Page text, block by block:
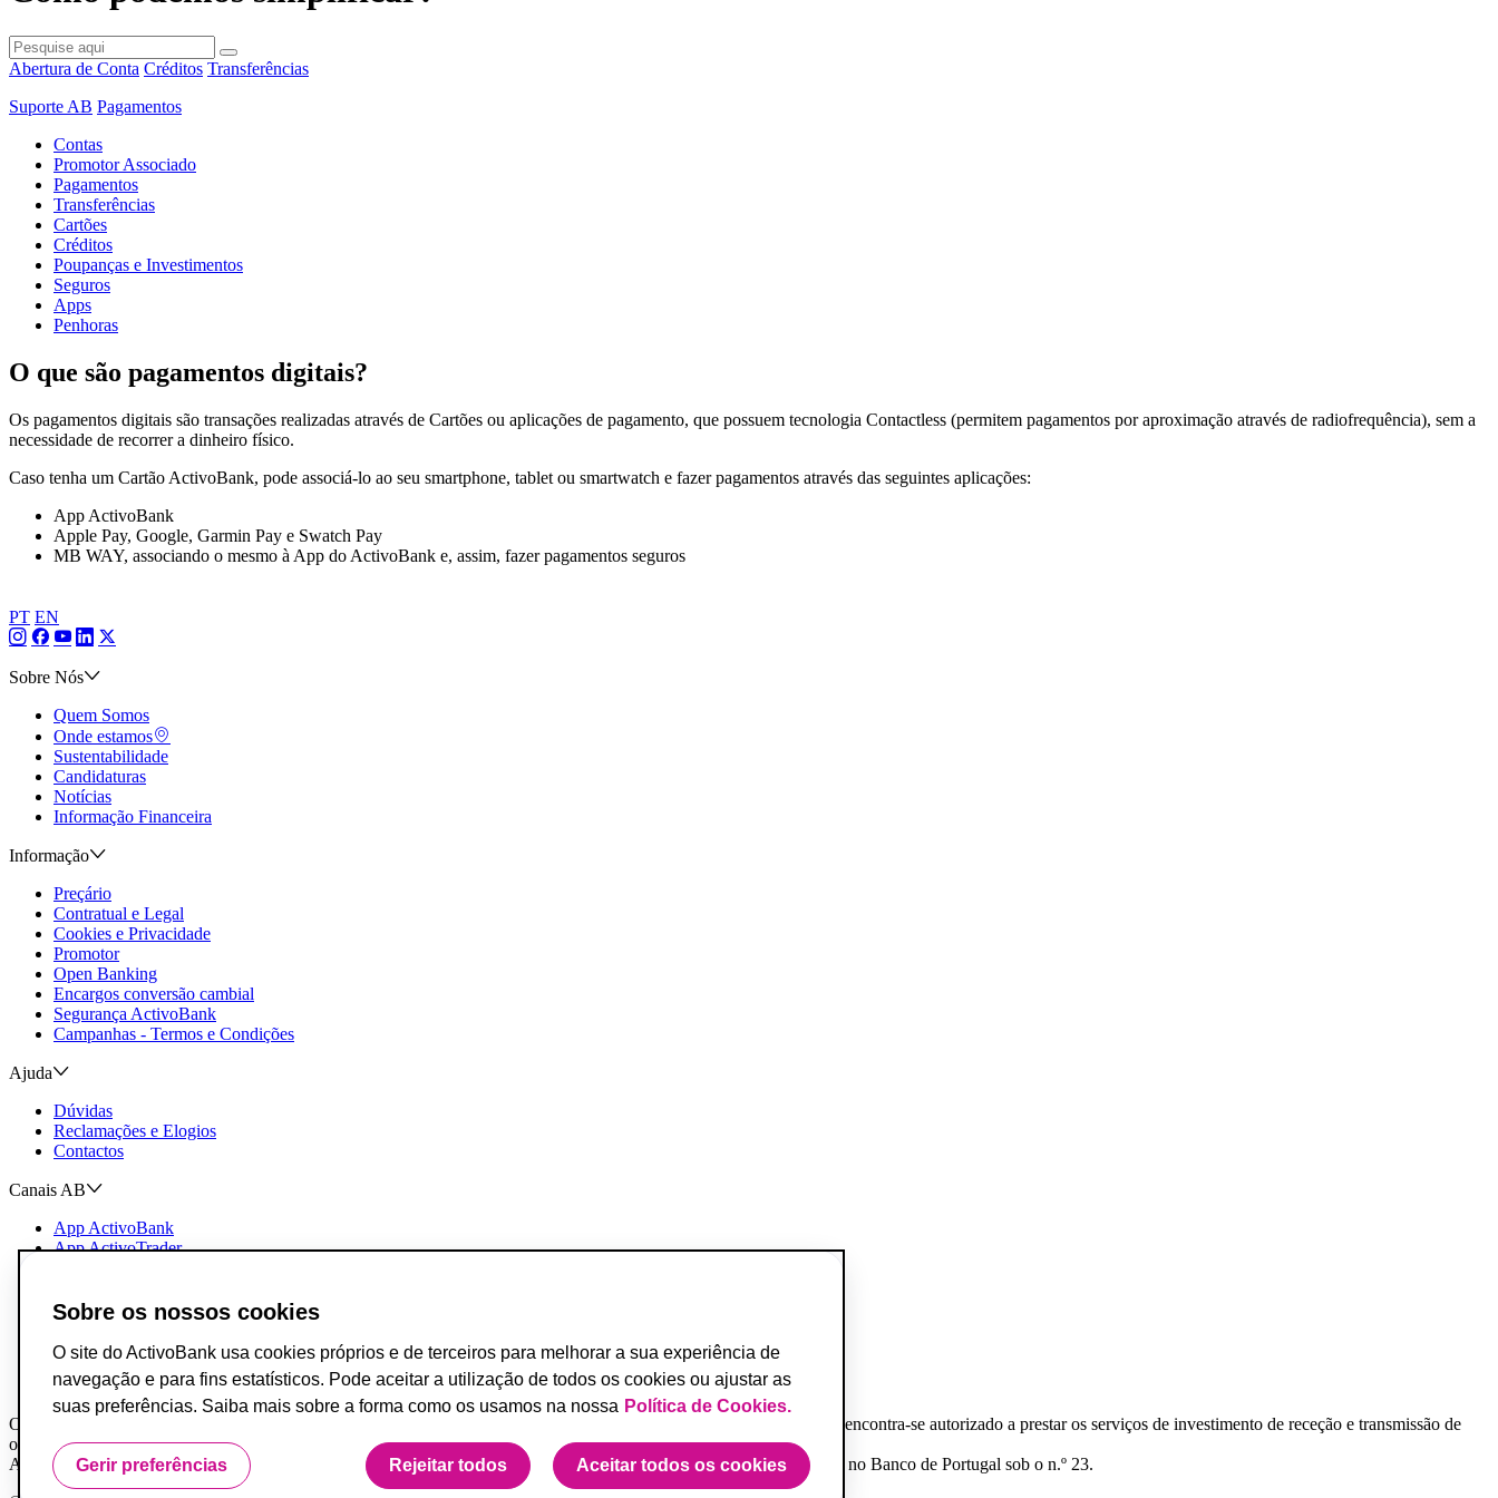
Abertura de Conta Créditos Transferências
Suporte AB Pagamentos
Contas
Promotor Associado
Pagamentos
Transferências
Cartões
Créditos
Poupanças e Investimentos
Seguros
Apps
Penhoras
O que são pagamentos digitais?
Os pagamentos digitais são transações realizadas através de Cartões ou aplicações de pagamento, que possuem tecnologia Contactless (permitem pagamentos por aproximação através de radiofrequência), sem a
necessidade de recorrer a dinheiro físico.
Caso tenha um Cartão ActivoBank, pode associá-lo ao seu smartphone, tablet ou smartwatch e fazer pagamentos através das seguintes aplicações:
App ActivoBank
Apple Pay, Google, Garmin Pay e Swatch Pay
MB WAY, associando o mesmo à App do ActivoBank e, assim, fazer pagamentos seguros
PT EN
Sobre Nós
Quem Somos
Onde estamos
Sustentabilidade
Candidaturas
Notícias
Informação Financeira
Informação
Preçário
Contratual e Legal
Cookies e Privacidade
Promotor
Open Banking
Encargos conversão cambial
Segurança ActivoBank
Campanhas - Termos e Condições
Ajuda
Dúvidas
Reclamações e Elogios
Contactos
Canais AB
App ActivoBank
App ActivoTrader
Incumprimento de Contratos de Crédito
Fundo de Garantia de Depósitos
Resolução Alternativa de Conflitos do Consumo
Acessibilidade
O Banco ActivoBank, S.A. é um intermediário financeiro registado na Comissão do Mercado de Valores Mobiliários e encontra-se autorizado a prestar os serviços de investimento de receção e transmissão de
ordens por conta de outrem.
ActivoBank e ActivoBank Simplifica são marcas detidas pelo Banco ActivoBank S.A., Instituição de Crédito registada no Banco de Portugal sob o n.º 23.
Sobre os nossos cookies
O site do ActivoBank usa cookies próprios e de terceiros para melhorar a sua experiência de
navegação e para fins estatísticos. Pode aceitar a utilização de todos os cookies ou ajustar as
suas preferências. Saiba mais sobre a forma como os usamos na nossa Política de Cookies.
Gerir preferências Rejeitar todos Aceitar todos os cookies